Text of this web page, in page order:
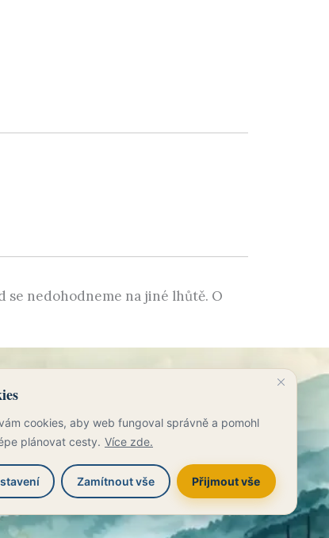
cookies, aby web fungoval správně a pomohl
plánovat cesty. Více zde.
Zamítnout vše Přijmout vše
nedohodneme na jiné lhůtě. O